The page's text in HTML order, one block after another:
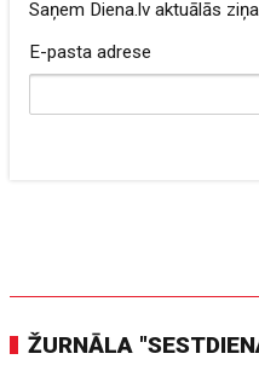
Saņem Diena.lv aktuālās
E-pasta adrese
ŽURNĀLA